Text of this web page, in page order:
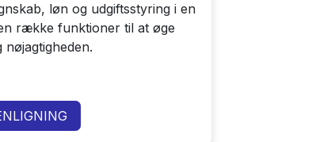
løn og udgiftsstyring i en
række funktioner til at øge